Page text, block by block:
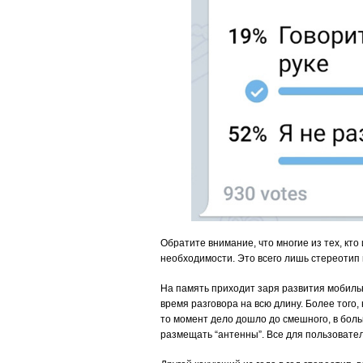
Обратите внимание, что многие из тех,
необходимости. Это всего лишь
На память приходит заря развития
время разговора на всю длину. Более
то момент дело дошло до смешного, в
размещать “антенны”. Все для